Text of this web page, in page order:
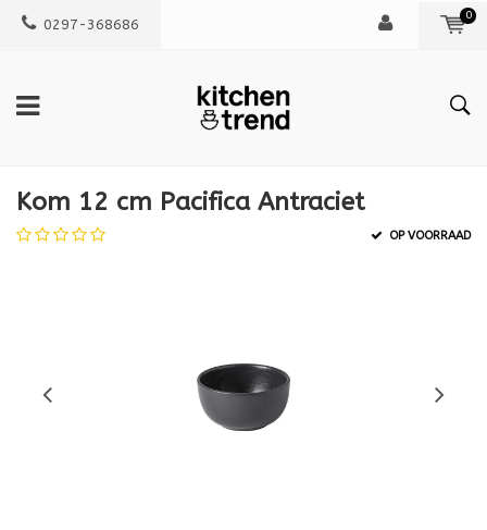
0297-368686
0
Kom 12 cm Pacifica Antraciet
OP VOORRAAD